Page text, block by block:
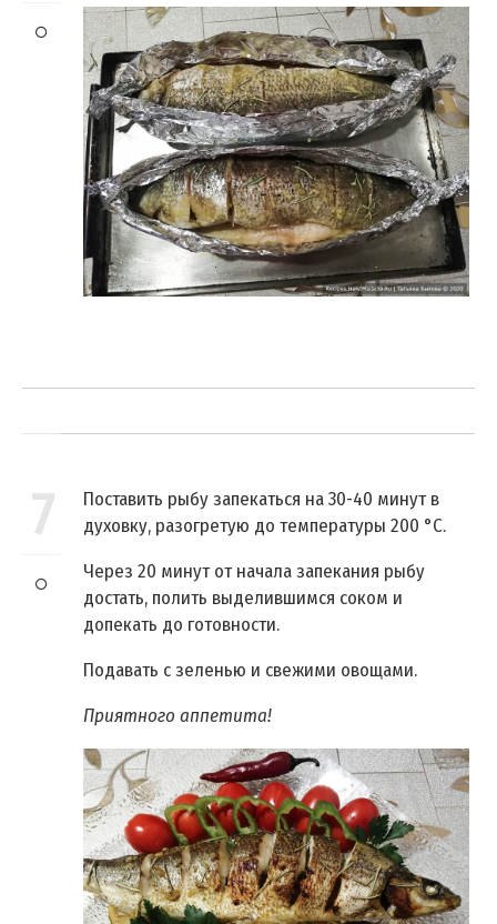
7
Поставить рыбу запекаться на 30-40 минут в
духовку, разогретую до температуры 200 °C.
Через 20 минут от начала запекания рыбу
достать, полить выделившимся соком и
допекать до готовности.
Подавать с зеленью и свежими овощами.
Приятного аппетита!